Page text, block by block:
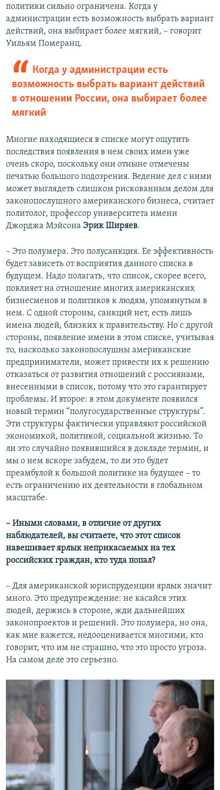
политики сильно ограничена. Когда у
администрации есть возможность выбрать вариант
действий, она выбирает более мягкий, – говорит
Уильям Померанц.
Когда у администрации есть
возможность выбрать вариант действий
в отношении России, она выбирает более
мягкий
Многие находящиеся в списке могут ощутить
последствия появления в нем своих имен уже
очень скоро, поскольку они отныне отмечены
печатью большого подозрения. Ведение дел с ними
может выглядеть слишком рискованным делом для
законопослушного американского бизнеса, считает
политолог, профессор университета имени
Джорджа Мэйсона Эрик Ширяев.
– Это полумера. Это полусанкция. Ее эффективность
будет зависеть от восприятия данного списка в
будущем. Надо полагать, что список, скорее всего,
повлияет на отношение многих американских
бизнесменов и политиков к людям, упомянутым в
нем. С одной стороны, санкций нет, есть лишь
имена людей, близких к правительству. Но с другой
стороны, появление имени в этом списке, учитывая
то, насколько законопослушны американские
предприниматели, может привести их к решению
отказаться от развития отношений с россиянами,
внесенными в список, потому что это гарантирует
проблемы. И второе: в этом документе появился
новый термин “полугосударственные структуры”.
Эти структуры фактически управляют российской
экономикой, политикой, социальной жизнью. То
ли это случайно появившийся в докладе термин, и
мы о нем вскоре забудем, то ли это будет
преамбулой к большой политике на будущее – то
есть ограничению их деятельности в глобальном
масштабе.
– Иными словами, в отличие от других
наблюдателей, вы считаете, что этот список
навешивает ярлык неприкасаемых на тех
российских граждан, кто туда попал?
– Для американской юриспруденции ярлык значит
много. Это предупреждение: не касайся этих
людей, держись в стороне, жди дальнейших
законопроектов и решений. Это полумера, но она,
как мне кажется, недооценивается многими, кто
говорит, что им не страшно, что это просто угроза.
На самом деле это серьезно.